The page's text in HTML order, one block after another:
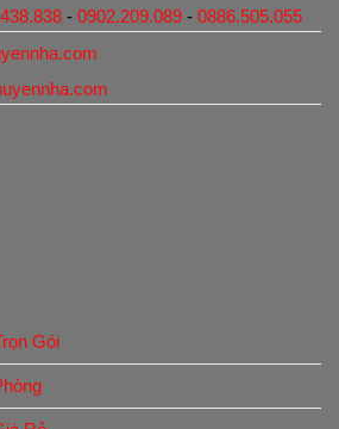
- 0902.209.089 - 0886.505.055
Gói